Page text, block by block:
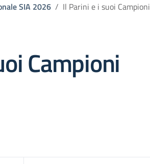
SIA 2026 Il Parini e i suoi Campioni
Campioni